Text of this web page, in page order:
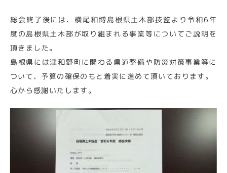
総会終了後には、横尾和博島根県土木部技監より令和6年
度の島根県土木部が取り組まれる事業等についてご説明を
頂きました。
島根県には津和野町に関わる県道整備や防災対策事業等に
ついて、予算の確保のもと着実に進めて頂いております。
心から感謝いたします。